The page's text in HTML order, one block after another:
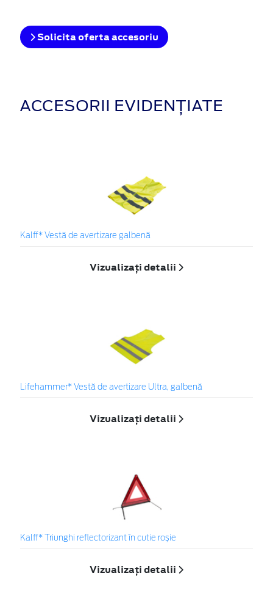
Solicita oferta accesoriu
ACCESORII EVIDENȚIATE
Kalff* Vestă de avertizare galbenă
Vizualizați detalii
Lifehammer* Vestă de avertizare Ultra, galbenă
Vizualizați detalii
Kalff* Triunghi reflectorizant în cutie roșie
Vizualizați detalii